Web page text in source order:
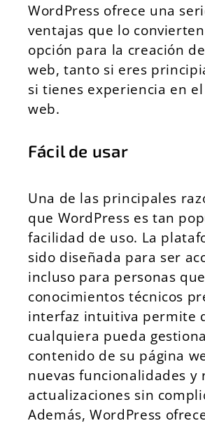
WordPress ofrece una
ventajas que lo
opción para la creación
web, tanto si eres
si tienes experiencia en
web.
Fácil de usar
Una de las principales
que WordPress es tan
facilidad de uso. La
sido diseñada para ser
incluso para personas
conocimientos técnicos
interfaz intuitiva permite
cualquiera pueda
contenido de su página
nuevas funcionalidades y
actualizaciones sin
Además, WordPress